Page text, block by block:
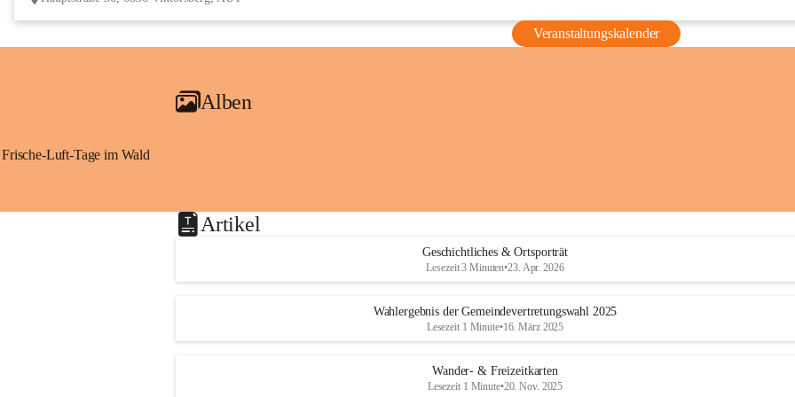
Veranstaltungskalender
Alben
Frische-Luft-Tage im Wald
Artikel
Geschichtliches & Ortsporträt
Lesezeit 3 Minuten•23. Apr. 2026
Wahlergebnis der Gemeindevertretungswahl 2025
Lesezeit 1 Minute•16. März 2025
Wander- & Freizeitkarten
Lesezeit 1 Minute•20. Nov. 2025